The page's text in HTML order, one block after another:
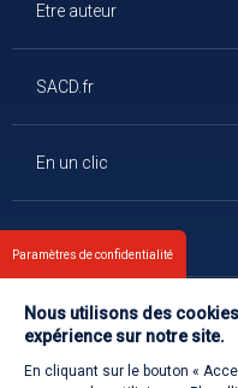
Etre auteur
SACD.fr
En un clic
Contact
Paramètres de confidentialité
Nous utilisons des
expérience sur notre site.
En cliquant sur le bouton «